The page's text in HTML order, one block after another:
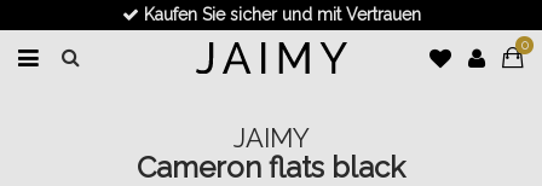
Kaufen Sie sicher und mit Vertrauen
0
JAIMY
Cameron flats black